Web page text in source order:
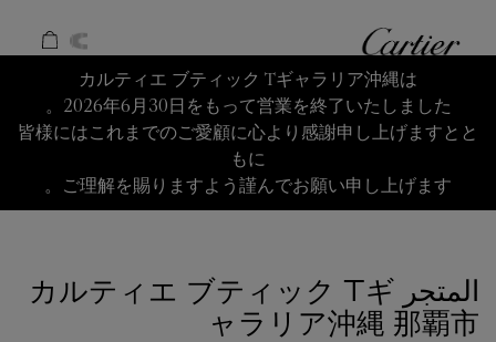
كارتييه
Return to Nav
カルティエ ブティック Tギャラリア沖縄は
2026年6月30日をもって営業を終了いたしました。
皆様にはこれまでのご愛顧に心より感謝申し上げますとと
もに
ご理解を賜りますよう謹んでお願い申し上げます。
المتجر カルティエ ブティック Tギ
ャラリア沖縄 那覇市